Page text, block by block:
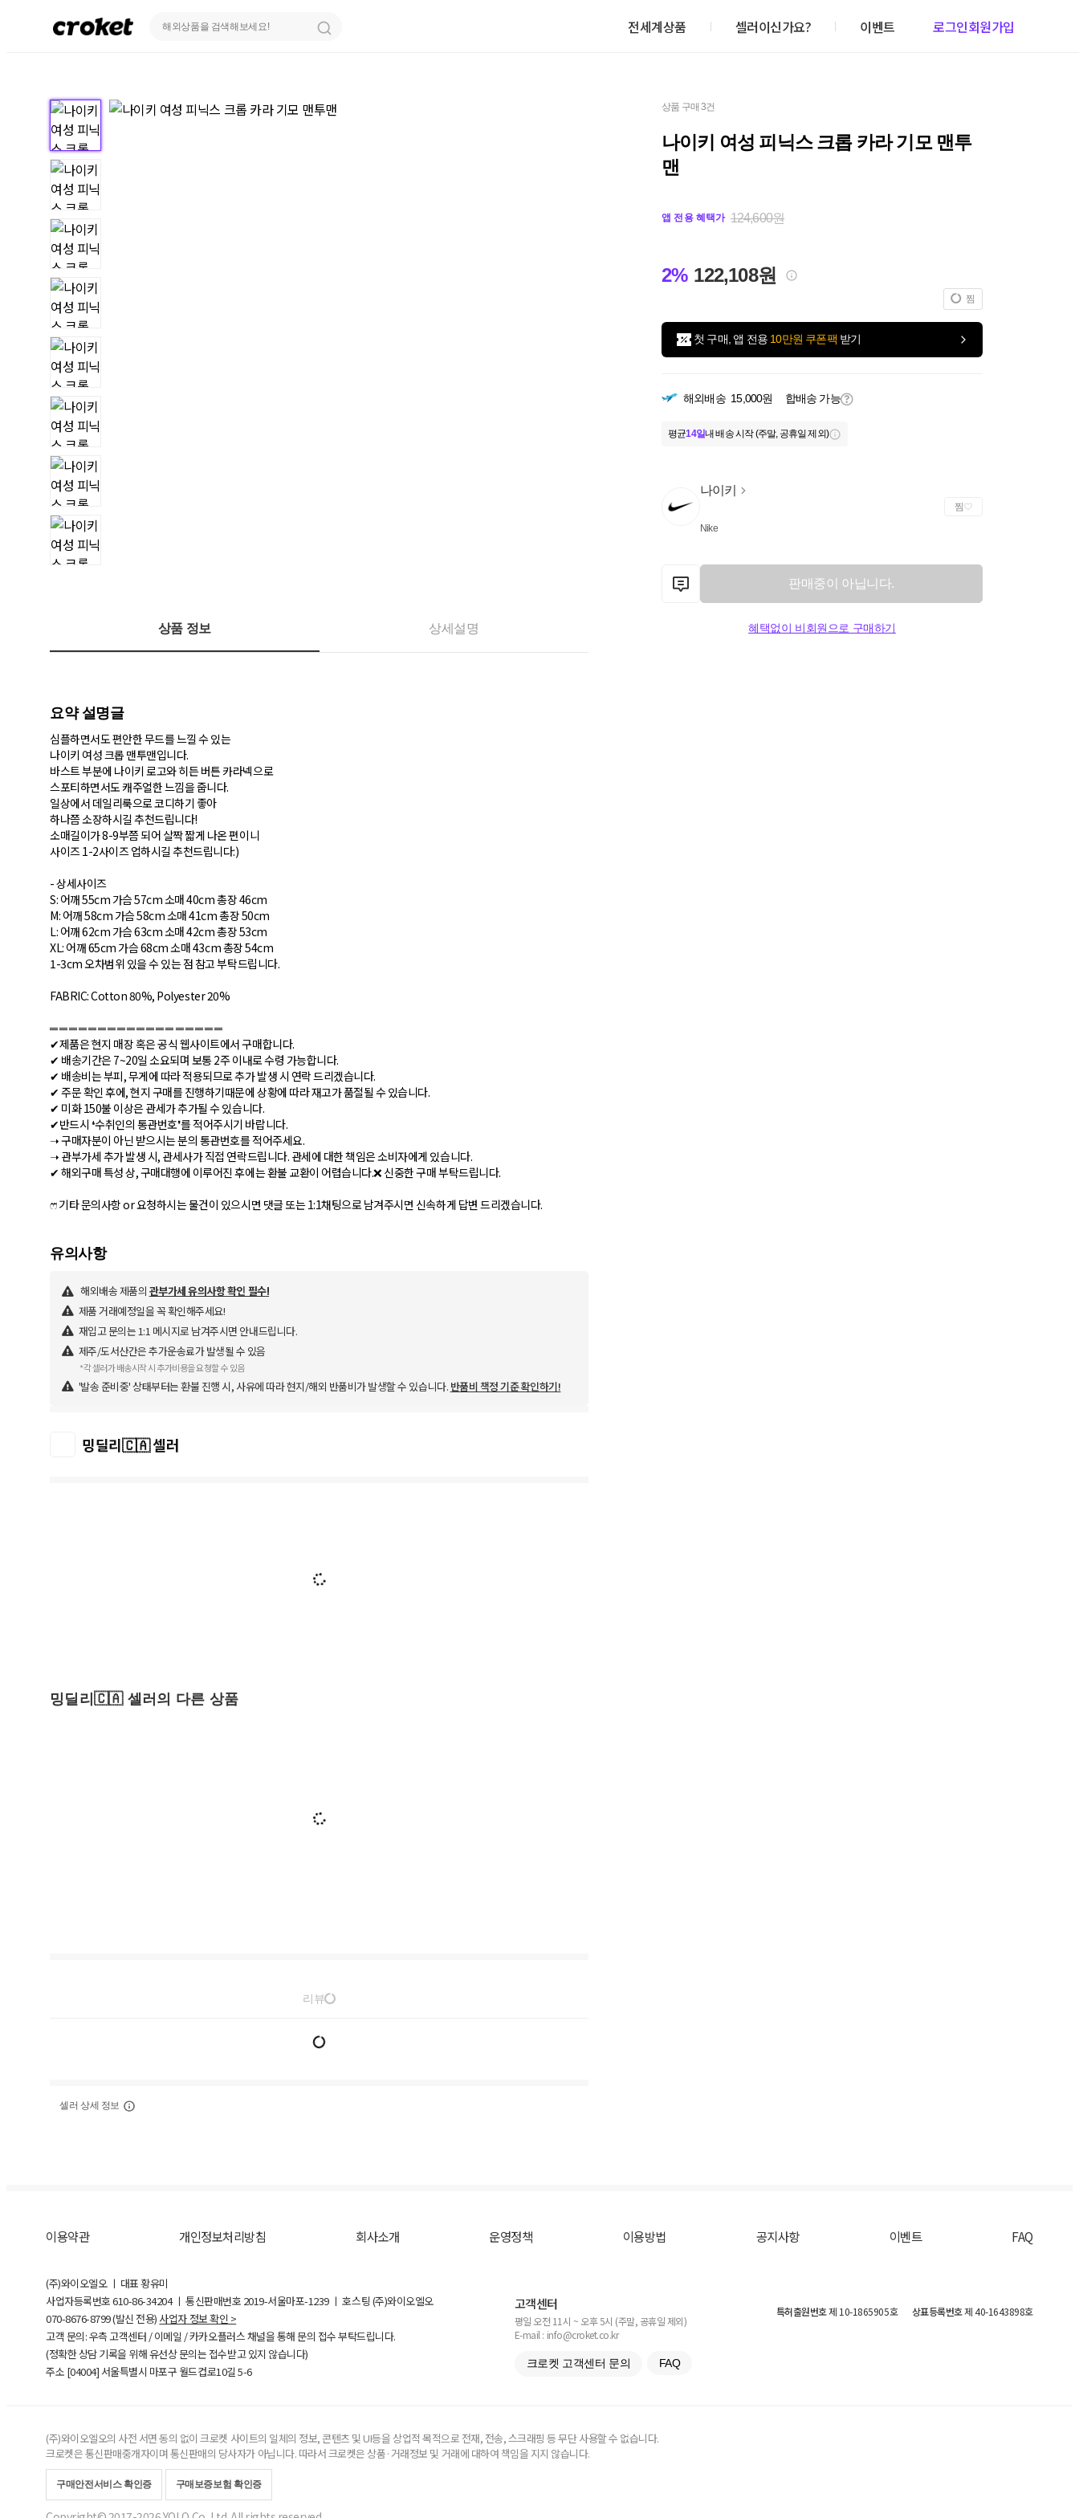
전세계상품 셀러이신가요? 이벤트 로그인회원가입
상품 구매 3건
나이키 여성 피닉스 크롭 카라 기모 맨투
맨
앱 전용 혜택가 124,600원
2% 122,108원
찜
첫 구매, 앱 전용 10만원 쿠폰팩 받기
해외배송 15,000원 합배송 가능
평균14일내 배송 시작 (주말, 공휴일 제외)
나이키
Nike
찜
판매중이 아닙니다.
혜택없이 비회원으로 구매하기
상품 정보 상세설명
요약 설명글
심플하면서도 편안한 무드를 느낄 수 있는
나이키 여성 크롭 맨투맨입니다.
바스트 부분에 나이키 로고와 히든 버튼 카라넥으로
스포티하면서도 캐주얼한 느낌을 줍니다.
일상에서 데일리룩으로 코디하기 좋아
하나쯤 소장하시길 추천드립니다!
소매길이가 8-9부쯤 되어 살짝 짧게 나온 편이니
사이즈 1-2사이즈 업하시길 추천드립니다:)
- 상세사이즈
S: 어깨 55cm 가슴 57cm 소매 40cm 총장 46cm
M: 어깨 58cm 가슴 58cm 소매 41cm 총장 50cm
L: 어깨 62cm 가슴 63cm 소매 42cm 총장 53cm
XL: 어깨 65cm 가슴 68cm 소매 43cm 총장 54cm
1-3cm 오차범위 있을 수 있는 점 참고 부탁드립니다.
FABRIC: Cotton 80%, Polyester 20%
═ ═ ═ ═ ═ ═ ═ ═ ═ ═ ═ ═ ═ ═ ═ ═ ═ ═
✔제품은 현지 매장 혹은 공식 웹사이트에서 구매합니다.
✔ 배송기간은 7~20일 소요되며 보통 2주 이내로 수령 가능합니다.
✔ 배송비는 부피, 무게에 따라 적용되므로 추가 발생 시 연락 드리겠습니다.
✔ 주문 확인 후에, 현지 구매를 진행하기때문에 상황에 따라 재고가 품절될 수 있습니다.
✔ 미화 150불 이상은 관세가 추가될 수 있습니다.
✔반드시 ❛수취인의 통관번호❜를 적어주시기 바랍니다.
➝ 구매자분이 아닌 받으시는 분의 통관번호를 적어주세요.
➝ 관부가세 추가 발생 시, 관세사가 직접 연락드립니다. 관세에 대한 책임은 소비자에게 있습니다.
✔ 해외구매 특성 상, 구매대행에 이루어진 후에는 환불 교환이 어렵습니다.❌ 신중한 구매 부탁드립니다.
ෆ⃛ 기타 문의사항 or 요청하시는 물건이 있으시면 댓글 또는 1:1채팅으로 남겨주시면 신속하게 답변 드리겠습니다.
유의사항
해외배송 제품의 관부가세 유의사항 확인 필수!
제품 거래예정일을 꼭 확인해주세요!
재입고 문의는 1:1 메시지로 남겨주시면 안내드립니다.
제주/도서산간은 추가운송료가 발생될 수 있음
*각 셀러가 배송시작 시 추가비용을 요청할 수 있음
'발송 준비중' 상태부터는 환불 진행 시, 사유에 따라 현지/해외 반품비가 발생할 수 있습니다. 반품비 책정 기준 확인하기!
밍딜리🇨🇦 셀러
밍딜리🇨🇦 셀러의 다른 상품
리뷰
셀러 상세 정보
이용약관 개인정보처리방침 회사소개 운영정책 이용방법 공지사항 이벤트 FAQ
(주)와이오엘오 ㅣ 대표 황유미
사업자등록번호610-86-34204ㅣ 통신판매번호 2019-서울마포-1239 ㅣ 호스팅 (주)와이오엘오
070-8676-8799 (발신 전용) 사업자 정보 확인 >
고객 문의: 우측 고객센터 / 이메일 / 카카오플러스 채널을 통해 문의 접수 부탁드립니다.
(정확한 상담 기록을 위해 유선상 문의는 접수받고 있지 않습니다)
주소 [04004] 서울특별시 마포구 월드컵로10길5-6
고객센터
평일 오전 11시 ~ 오후 5시 (주말, 공휴일 제외)
E-mail : info@croket.co.kr
크로켓 고객센터 문의 FAQ
특허출원번호제 10-1865905호 상표등록번호제 40-1643898호
(주)와이오엘오의 사전 서면 동의 없이 크로켓 사이트의 일체의 정보, 콘텐츠 및 UI등을 상업적 목적으로 전재, 전송, 스크래핑 등 무단 사용할 수 없습니다.
크로켓은 통신판매중개자이며 통신판매의 당사자가 아닙니다. 따라서 크로켓은 상품·거래정보 및 거래에 대하여 책임을 지지 않습니다.
구매안전서비스 확인증 구매보증보험 확인증